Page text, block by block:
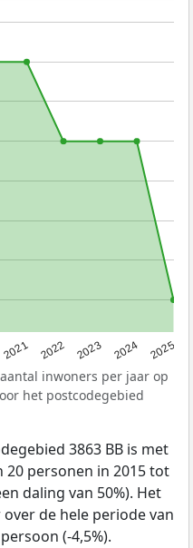
2021 2022 2023 2024 2025
inwoners per jaar op
het postcodegebied
3863 BB is met
20 personen in 2015 tot
daling van 50%). Het
de hele periode van
(-4,5%).